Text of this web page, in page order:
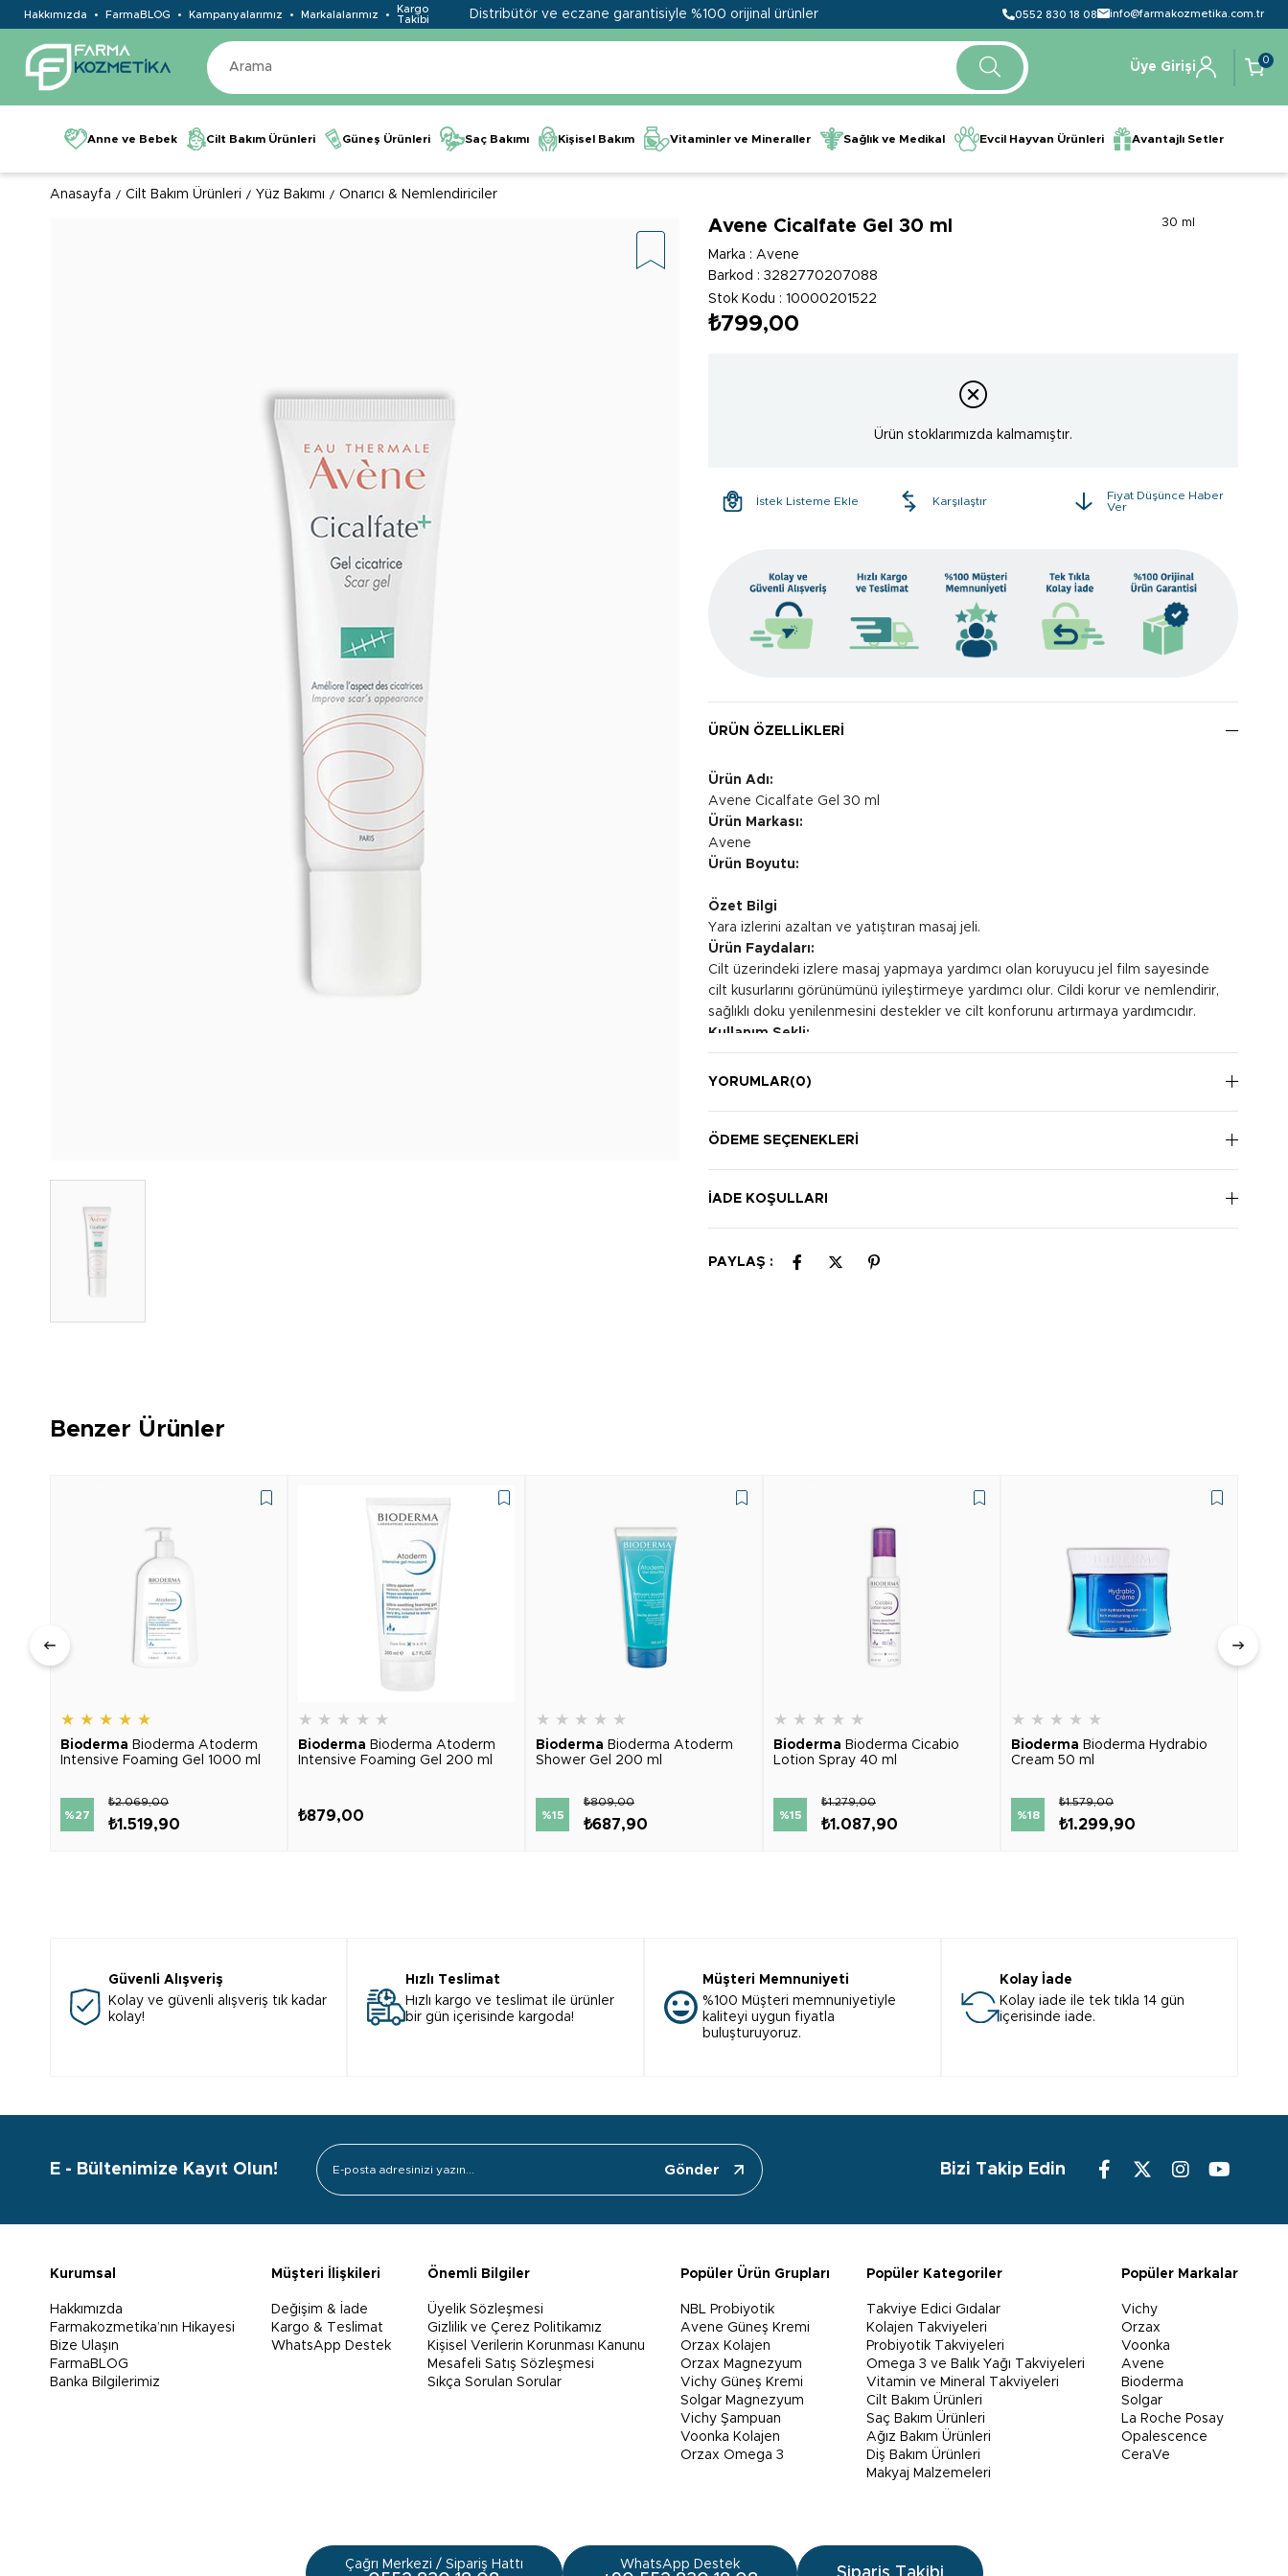
Hakkımızda FarmaBLOG Kampanyalarımız Markalalarımız
Kargo
Takibi
Distribütör ve eczane garantisiyle %100 orijinal ürünler 0552 830 18 08 info@farmakozmetika.com.tr
Üye Girişi
0
Anne ve Bebek Cilt Bakım Ürünleri Güneş Ürünleri Saç Bakımı Kişisel Bakım Vitaminler ve Mineraller Sağlık ve Medikal Evcil Hayvan Ürünleri Avantajlı Setler
Anasayfa Cilt Bakım Ürünleri Yüz Bakımı Onarıcı & Nemlendiriciler
30 ml
Avene Cicalfate Gel 30 ml
Marka : Avene
Barkod : 3282770207088
Stok Kodu
10000201522
₺799,00
Ürün stoklarımızda kalmamıştır.
İstek Listeme Ekle Karşılaştır
Fiyat Düşünce Haber
Ver
ÜRÜN ÖZELLIKLERI
Ürün Adı:
Avene Cicalfate Gel 30 ml
Ürün Markası:
Avene
Ürün Boyutu:
Özet Bilgi
Yara izlerini azaltan ve yatıştıran masaj jeli.
Ürün Faydaları:
Cilt üzerindeki izlere masaj yapmaya yardımcı olan koruyucu jel film sayesinde
cilt kusurlarını görünümünü iyileştirmeye yardımcı olur. Cildi korur ve nemlendirir,
sağlıklı doku yenilenmesini destekler ve cilt konforunu artırmaya yardımcıdır.
Kullanım Şekli:
Spesifik bir masaj tekniğini kullanarak günde 2 kez 5’er dakika masaj yaparak
uygulayın.
YORUMLAR(0)
ÖDEME SEÇENEKLERI
İADE KOŞULLARI
PAYLAŞ :
Benzer Ürünler
★ ★ ★ ★ ★
Bioderma Bioderma Atoderm
Intensive Foaming Gel 1000 ml
%27
₺1.519,90
₺2.069,00
★ ★ ★ ★ ★
Bioderma Bioderma Atoderm
Intensive Foaming Gel 200 ml
₺879,00
★ ★ ★ ★ ★
Bioderma Bioderma Atoderm
Shower Gel 200 ml
%15
₺687,90
₺809,00
★ ★ ★ ★ ★
Bioderma Bioderma Cicabio
Lotion Spray 40 ml
%15
₺1.087,90
₺1.279,00
★ ★ ★ ★ ★
Bioderma Bioderma Hydrabio
Cream 50 ml
%18
₺1.299,90
₺1.579,00
Güvenli Alışveriş
Kolay ve güvenli alışveriş tık kadar
kolay!
Hızlı Teslimat
Hızlı kargo ve teslimat ile ürünler
bir gün içerisinde kargoda!
Müşteri Memnuniyeti
%100 Müşteri memnuniyetiyle
kaliteyi uygun fiyatla
buluşturuyoruz.
Kolay İade
Kolay iade ile tek tıkla 14 gün
içerisinde iade.
E - Bültenimize Kayıt Olun! Gönder Bizi Takip Edin
Kurumsal
Hakkımızda
Farmakozmetika’nın Hikayesi
Bize Ulaşın
FarmaBLOG
Banka Bilgilerimiz
Müşteri İlişkileri
Değişim & İade
Kargo & Teslimat
WhatsApp Destek
Önemli Bilgiler
Üyelik Sözleşmesi
Gizlilik ve Çerez Politikamız
Kişisel Verilerin Korunması Kanunu
Mesafeli Satış Sözleşmesi
Sıkça Sorulan Sorular
Popüler Ürün Grupları
NBL Probiyotik
Avene Güneş Kremi
Orzax Kolajen
Orzax Magnezyum
Vichy Güneş Kremi
Solgar Magnezyum
Vichy Şampuan
Voonka Kolajen
Orzax Omega 3
Popüler Kategoriler
Takviye Edici Gıdalar
Kolajen Takviyeleri
Probiyotik Takviyeleri
Omega 3 ve Balık Yağı Takviyeleri
Vitamin ve Mineral Takviyeleri
Cilt Bakım Ürünleri
Saç Bakım Ürünleri
Ağız Bakım Ürünleri
Diş Bakım Ürünleri
Makyaj Malzemeleri
Popüler Markalar
Vichy
Orzax
Voonka
Avene
Bioderma
Solgar
La Roche Posay
Opalescence
CeraVe
Çağrı Merkezi / Sipariş Hattı WhatsApp Destek